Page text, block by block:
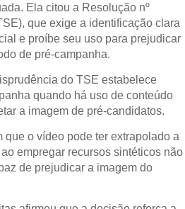
Ela citou a Resolução nº
que exige a identificação clara
e proíbe seu uso para prejudicar
de pré-campanha.
do TSE estabelece
quando há uso de conteúdo
a imagem de pré-candidatos.
o vídeo pode ter extrapolado a
empregar recursos sintéticos não
de prejudicar a imagem do